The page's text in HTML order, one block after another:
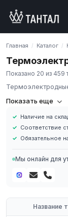
Главная / Каталог /
Показано 20 из
Компания
металлопроката
В нашем
имеют
Наличие на
Обязательное
Доставка по
Показать еще
Наличие на
Соответствие
Обязательное
Мы онлайн для
Название